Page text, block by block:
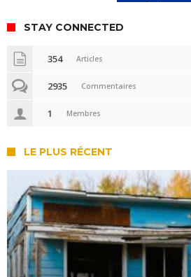
STAY CONNECTED
354 Articles
2935 Commentaires
1 Membres
LE PLUS RÉCENT